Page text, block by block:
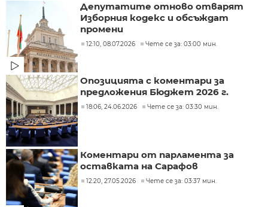
Депутатите отново отварят
Изборния кодекс и обсъждат
промени
12:10, 08.07.2026 Чете се за: 03:00 мин.
Опозицията с коментари за
предложения Бюджет 2026 г.
18:06, 24.06.2026 Чете се за: 03:30 мин.
Коментари от парламента за
оставката на Сарафов
12:20, 27.05.2026 Чете се за: 03:37 мин.